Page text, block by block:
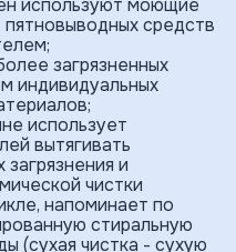
используют моющие
средств
загрязнен­ных
индивидуальных
использует
вытягивать
и
чистки
напоминает по
стиральную
(сухая чистка - сухую